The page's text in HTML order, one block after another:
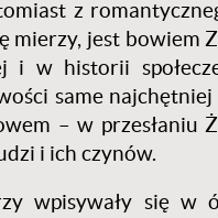
z
jest bowiem
i w historii
same najchętniej
– w
i ich czynów.
wpisywały się w